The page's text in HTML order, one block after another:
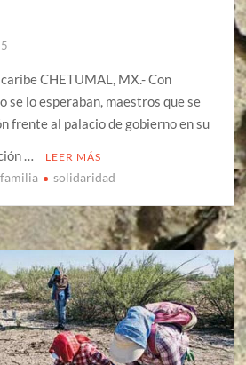
CHETUMAL, MX.- Con
se lo esperaban, maestros que se
frente al palacio de gobierno en su
…
LEER MÁS
solidaridad